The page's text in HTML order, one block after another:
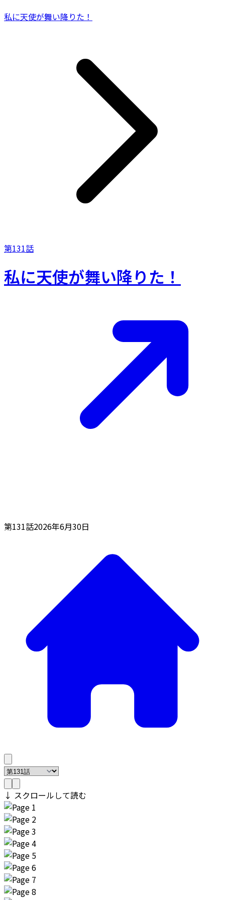
私に天使が舞い降りた！
第131話
私に天使が舞い降りた！
第131話2026年6月30日
↓ スクロールして読む